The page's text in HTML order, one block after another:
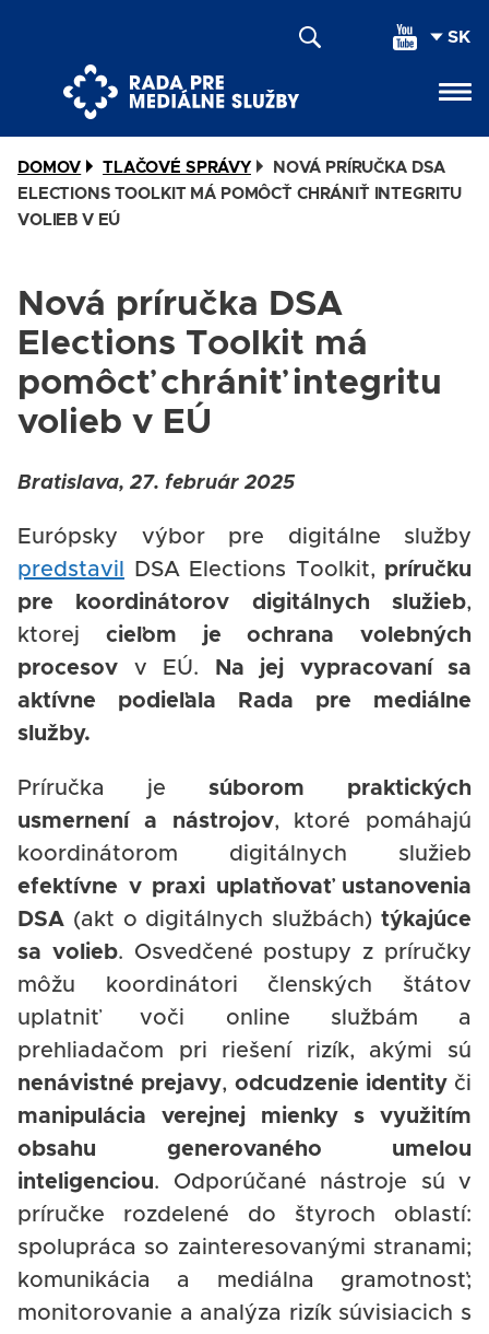
DOMOV TLAČOVÉ SPRÁVY
NOVÁ PRÍRUČKA DSA
ELECTIONS TOOLKIT MÁ POMÔCŤ CHRÁNIŤ INTEGRITU
VOLIEB V EÚ
Nová príručka DSA
Elections Toolkit má
pomôcť chrániť integritu
volieb v EÚ
Bratislava, 27. február 2025
Európsky výbor pre digitálne služby
predstavil
DSA Elections Toolkit, príručku
pre koordinátorov digitálnych služieb,
ktorej cieľom je ochrana volebných
procesov v EÚ.
Na jej vypracovaní sa
aktívne podieľala Rada pre mediálne
služby.
Príručka je súborom praktických
usmernení a nástrojov, ktoré pomáhajú
koordinátorom digitálnych služieb
efektívne v praxi uplatňovať ustanovenia
DSA (akt o digitálnych službách) týkajúce
sa volieb. Osvedčené postupy z príručky
môžu koordinátori členských štátov
uplatniť voči online službám a
prehliadačom pri riešení rizík, akými sú
nenávistné prejavy, odcudzenie identityči
manipulácia verejnej mienky s využitím
obsahu generovaného umelou
inteligenciou. Odporúčané nástroje sú v
príručke rozdelené do štyroch oblastí:
spolupráca so zainteresovanými stranami;
komunikácia a mediálna gramotnosť;
monitorovanie a analýza rizík súvisiacich s